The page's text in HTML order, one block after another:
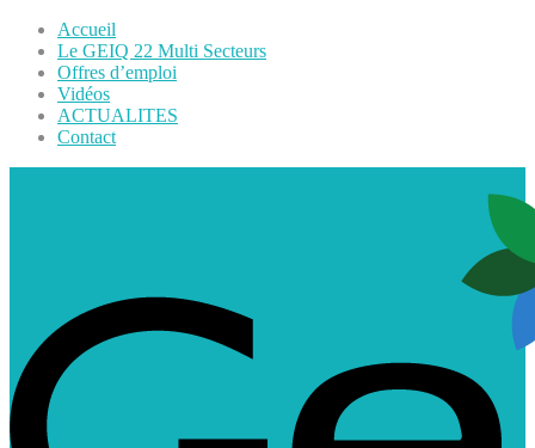
Accueil
Le GEIQ 22 Multi Secteurs
Offres d’emploi
Vidéos
ACTUALITES
Contact